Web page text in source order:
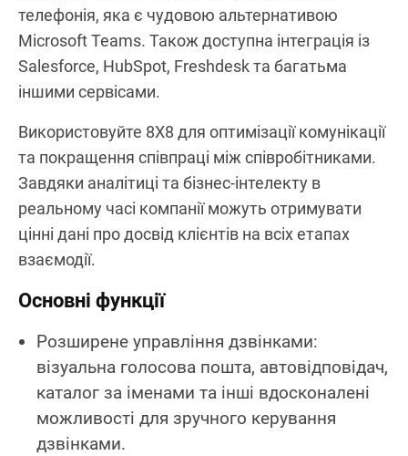
телефонія, яка є чудовою альтернативою
Microsoft Teams. Також доступна інтеграція із
Salesforce, HubSpot, Freshdesk та багатьма
іншими сервісами.
Використовуйте 8X8 для оптимізації комунікації
та покращення співпраці між співробітниками.
Завдяки аналітиці та бізнес-інтелекту в
реальному часі компанії можуть отримувати
цінні дані про досвід клієнтів на всіх етапах
взаємодії.
Основні функції
Розширене управління дзвінками:
візуальна голосова пошта, автовідповідач,
каталог за іменами та інші вдосконалені
можливості для зручного керування
дзвінками.